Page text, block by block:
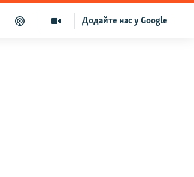
Додайте нас у Google